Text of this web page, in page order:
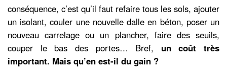
conséquence, c’est qu’il faut refaire tous les sols, ajouter
un isolant, couler une nouvelle dalle en béton, poser un
nouveau carrelage ou un plancher, faire des seuils,
couper le bas des portes… Bref, un coût très
important. Mais qu’en est-il du gain ?